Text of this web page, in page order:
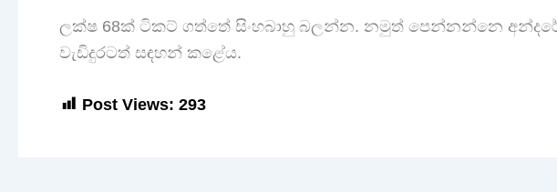
ලක්ෂ 68ක් ටිකට් ගත්තේ සිංහබාහු බලන්න. නමුත් පෙන්නන්නෙ
වැඩිදුරටත් සඳහන් කළේය.
Post Views: 293